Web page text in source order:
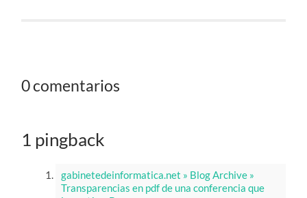
0 comentarios
1 pingback
gabinetedeinformatica.net » Blog Archive »
Transparencias en pdf de una conferencia que